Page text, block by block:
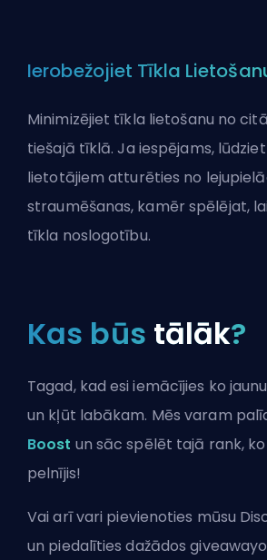
Ierobežojiet Tīkla
Minimizējiet tīkla lietošanu no
tiešajā tīklā. Ja iespējams,
lietotājiem atturēties no
straumēšanas, kamēr spēlējat,
tīkla noslogotību.
Kas būs tālāk?
Tagad, kad esi iemācījies ko
un kļūt labākam. Mēs varam
Boost un sāc spēlēt tajā rank,
pelnījis!
Vai arī vari pievienoties mūsu
un piedalīties dažādos